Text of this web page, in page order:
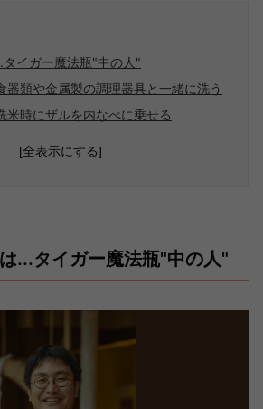
イガー魔法瓶"中の人"
類や金属製の調理器具と一緒に洗う
時にザルを内なべに乗せる
[全表示にする]
...タイガー魔法瓶"中の人"